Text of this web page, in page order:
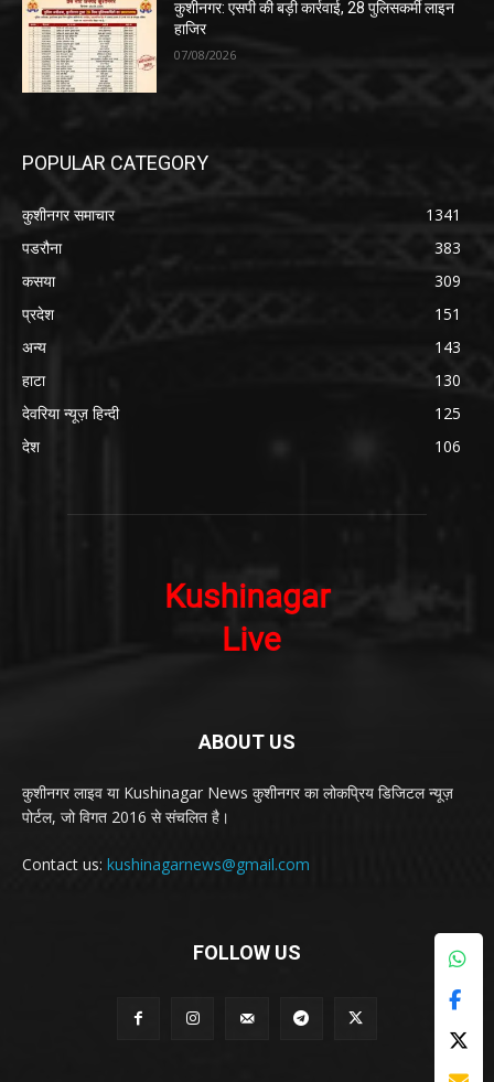
कुशीनगर: एसपी की बड़ी कार्रवाई, 28 पुलिसकर्मी लाइन
हाजिर
07/08/2026
POPULAR CATEGORY
कुशीनगर समाचार
1341
पडरौना
383
कसया
309
प्रदेश
151
अन्य
143
हाटा
130
देवरिया न्यूज़ हिन्दी
125
देश
106
ABOUT US
कुशीनगर लाइव या Kushinagar News कुशीनगर का लोकप्रिय डिजिटल न्यूज़
पोर्टल, जो विगत 2016 से संचलित है।
Contact us: kushinagarnews@gmail.com
FOLLOW US